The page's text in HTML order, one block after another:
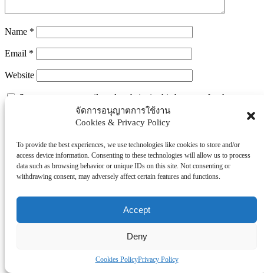
จัดการอนุญาตการใช้งาน
Cookies & Privacy Policy
To provide the best experiences, we use technologies like cookies to store and/or
access device information. Consenting to these technologies will allow us to process
data such as browsing behavior or unique IDs on this site. Not consenting or
withdrawing consent, may adversely affect certain features and functions.
Accept
Deny
Cookies PolicyPrivacy Policy
Name *
Email *
Website
Save my name, email, and website in this browser for the next
Search
Search